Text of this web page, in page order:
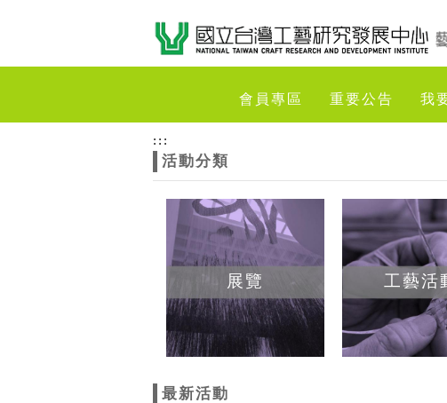
會員專區 重要公告 我
:::
活動分類
展覽 工藝活
最新活動